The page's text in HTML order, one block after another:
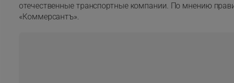
отечественные транспортные компании. По мнению
«Коммерсантъ».